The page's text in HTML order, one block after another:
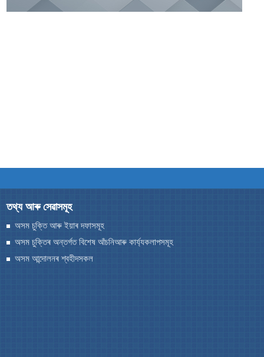
A document repository where all types of the
documents of the organization can be searched
তথ্য আৰু সেৱাসমূহ
অসম চুক্তি আৰু ইয়াৰ দফাসমূহ
অসম চুক্তিৰ অন্তৰ্গত বিশেষ আঁচনিআৰু কাৰ্য্যকলাপসমূহ
অসম আন্দোলনৰ শ্বহীদসকল